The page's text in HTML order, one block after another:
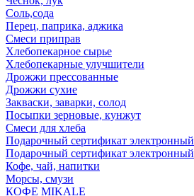
Соль,сода
Перец, паприка, аджика
Смеси приправ
Хлебопекарное сырье
Хлебопекарные улучшители
Дрожжи прессованные
Дрожжи сухие
Закваски, заварки, солод
Посыпки зерновые, кунжут
Смеси для хлеба
Подарочный сертификат электронный
Подарочный сертификат электронный
Кофе, чай, напитки
Морсы, смузи
КОФЕ MIKALE